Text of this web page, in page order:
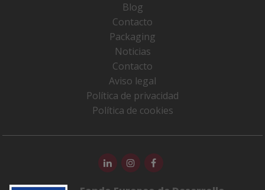
Blog
Contacto
Packaging
Noticias
Contacto
Aviso legal
Política de privacidad
Política de cookies